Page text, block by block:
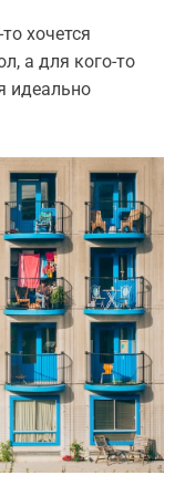
хочется
а для кого-то
идеально